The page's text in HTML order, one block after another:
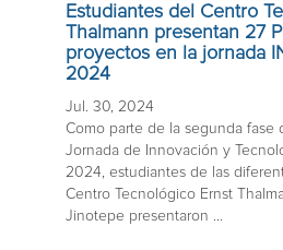
Estudiantes del Centro
Thalmann presentan 27
proyectos en la jornada
2024
Jul. 30, 2024
Como parte de la segunda fase
Jornada de Innovación y
2024, estudiantes de las
Centro Tecnológico Ernst
Jinotepe presentaron ...